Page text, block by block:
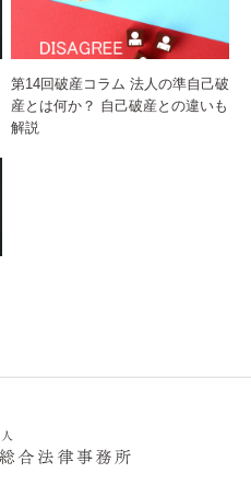
第14回破産コラム 法人の準自己破
産とは何か？ 自己破産との違いも
解説